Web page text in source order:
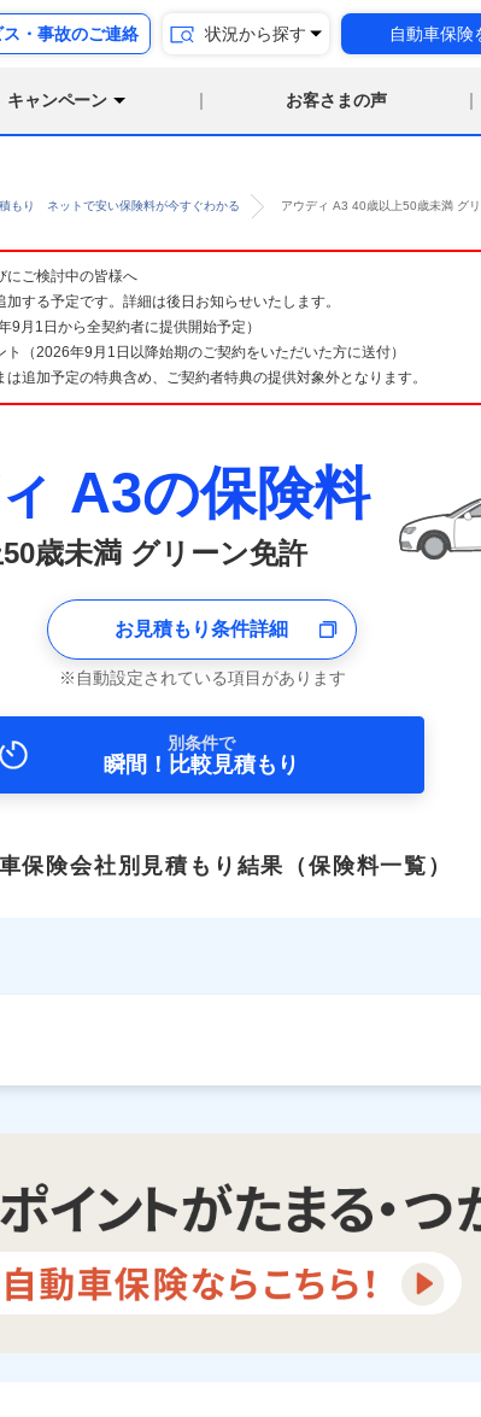
・事故のご連絡 状況から探す 自動車保険
キャンペーン お客さまの声
もり ネットで安い保険料が今すぐわかる アウディ A3 40歳以上50歳未満 グ
ご検討中の皆様へ
する予定です。詳細は後日お知らせいたします。
9月1日から全契約者に提供開始予定）
（2026年9月1日以降始期のご契約をいただいた方に送付）
追加予定の特典含め、ご契約者特典の提供対象外となります。
A3の保険料
歳未満 グリーン免許
お見積もり条件詳細
自動設定されている項目があります
別条件で
瞬間！比較見積もり
保険会社別見積もり結果 （保険料一覧）